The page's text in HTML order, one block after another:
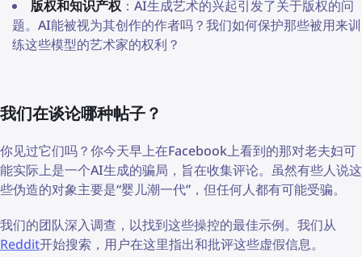
版权和知识产权 ：AI生成艺术的兴起引发了关于版权的问
题。AI能被视为其创作的作者吗？我们如何保护那些被用来训
练这些模型的艺术家的权利？
我们在谈论哪种帖子？
你见过它们吗？你今天早上在Facebook上看到的那对老夫妇可
能实际上是一个AI生成的骗局，旨在收集评论。虽然有些人说这
些伪造的对象主要是“婴儿潮一代”，但任何人都有可能受骗。
我们的团队深入调查，以找到这些操控的最佳示例。我们从
Reddit开始搜索，用户在这里指出和批评这些虚假信息。